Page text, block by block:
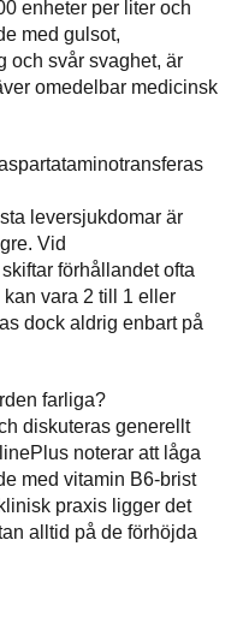
enheter per liter och
med gulsot,
och svår svaghet, är
omedelbar medicinsk
leversjukdomar är
Vid
förhållandet ofta
vara 2 till 1 eller
dock aldrig enbart på
farliga?
diskuteras generellt
noterar att låga
med vitamin B6-brist
praxis ligger det
alltid på de förhöjda